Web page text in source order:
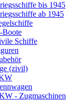
bis 1945
ab 1945
Boote
Schiffe
(zivil)
- Zugmaschinen